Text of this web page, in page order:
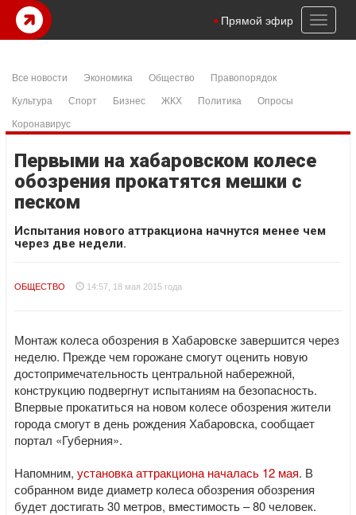
Toggle
Прямой эфир
Все новости Экономика Общество
Правопорядок
Культура
Спорт Бизнес ЖКХ Политика
Опросы
Коронавирус
Первыми на хабаровском колесе
обозрения прокатятся мешки с
песком
Испытания нового аттракциона начнутся менее чем
через две недели.
ОБЩЕСТВО 14:57, 18 мая 2015 года
Монтаж колеса обозрения в Хабаровске завершится через
неделю. Прежде чем горожане смогут оценить новую
достопримечательность центральной набережной,
конструкцию подвергнут испытаниям на безопасность.
Впервые прокатиться на новом колесе обозрения жители
города смогут в день рождения Хабаровска, сообщает
портал «Губерния».
Напомним, установка аттракциона началась 12 мая. В
собранном виде диаметр колеса обозрения обозрения
будет достигать 30 метров, вместимость – 80 человек.